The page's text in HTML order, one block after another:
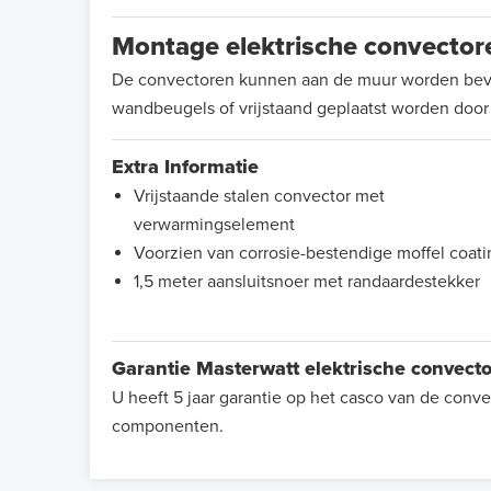
Montage elektrische
De convectoren kunnen aan de muur worden
wandbeugels of vrijstaand geplaatst worden
Extra Informatie
Vrijstaande stalen convector met
verwarmingselement
Voorzien van corrosie-bestendige moffel
1,5 meter aansluitsnoer met randaardestekker
Garantie Masterwatt elektrische
U heeft 5 jaar garantie op het casco van de
componenten.